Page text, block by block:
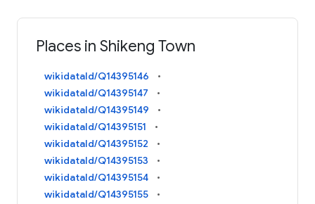
Places in Shikeng Town
wikidataId/Q14395146
wikidataId/Q14395147
wikidataId/Q14395149
wikidataId/Q14395151
wikidataId/Q14395152
wikidataId/Q14395153
wikidataId/Q14395154
wikidataId/Q14395155